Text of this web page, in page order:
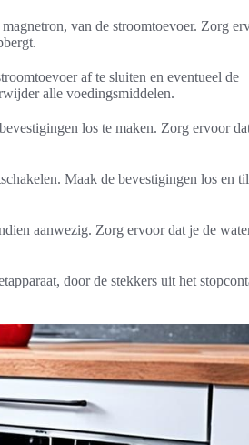
van de stroomtoevoer. Zorg
af te sluiten en eventueel de
alle voedingsmiddelen.
los te maken. Zorg ervoor
Maak de bevestigingen los en
aanwezig. Zorg ervoor dat je de
door de stekkers uit het